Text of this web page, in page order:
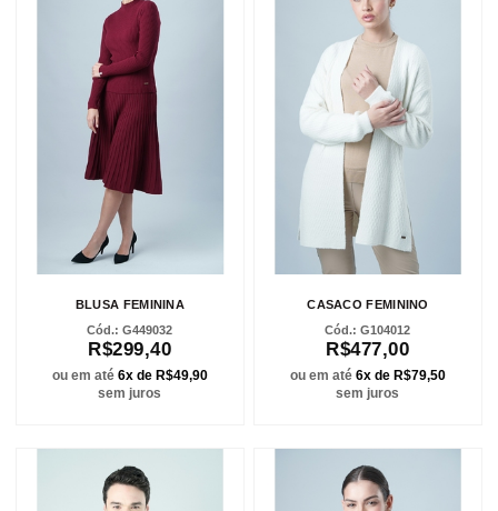
BLUSA FEMININA
G449032
R$299,40
ou em até 6x de R$49,90
sem juros
CASACO FEMININO
G104012
R$477,00
ou em até 6x de R$79,50
sem juros